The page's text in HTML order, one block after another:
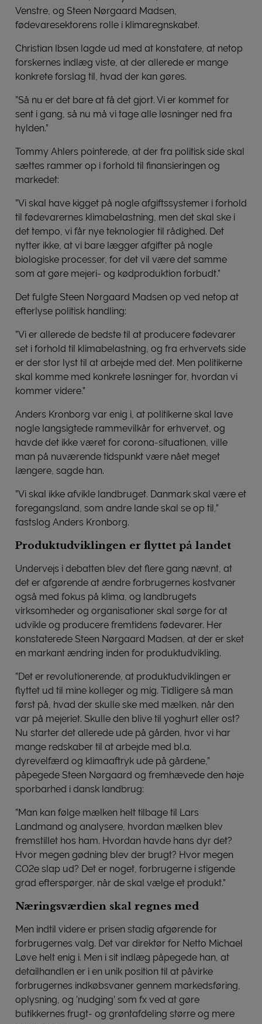
Venstre, og Steen Nørgaard Madsen,
fødevaresektorens rolle i klimaregnskabet.
Christian Ibsen lagde ud med at konstatere, at netop
forskernes indlæg viste, at der allerede er mange
konkrete forslag til, hvad der kan gøres.
”Så nu er det bare at få det gjort. Vi er kommet for
sent i gang, så nu må vi tage alle løsninger ned fra
hylden.”
Tommy Ahlers pointerede, at der fra politisk side skal
sættes rammer op i forhold til finansieringen og
markedet:
”Vi skal have kigget på nogle afgiftssystemer i forhold
til fødevarernes klimabelastning, men det skal ske i
det tempo, vi får nye teknologier til rådighed. Det
nytter ikke, at vi bare lægger afgifter på nogle
biologiske processer, for det vil være det samme
som at gøre mejeri- og kødproduktion forbudt.”
Det fulgte Steen Nørgaard Madsen op ved netop at
efterlyse politisk handling:
”Vi er allerede de bedste til at producere fødevarer
set i forhold til klimabelastning, og fra erhvervets side
er der stor lyst til at arbejde med det. Men politikerne
skal komme med konkrete løsninger for, hvordan vi
kommer videre.”
Anders Kronborg var enig i, at politikerne skal lave
nogle langsigtede rammevilkår for erhvervet, og
havde det ikke været for corona-situationen, ville
man på nuværende tidspunkt være nået meget
længere, sagde han.
”Vi skal ikke afvikle landbruget. Danmark skal være et
foregangsland, som andre lande skal se op til,”
fastslog Anders Kronborg.
Produktudviklingen er flyttet på landet
Undervejs i debatten blev det flere gang nævnt, at
det er afgørende at ændre forbrugernes kostvaner
også med fokus på klima, og landbrugets
virksomheder og organisationer skal sørge for at
udvikle og producere fremtidens fødevarer. Her
konstaterede Steen Nørgaard Madsen, at der er sket
en markant ændring inden for produktudvikling.
”Det er revolutionerende, at produktudviklingen er
flyttet ud til mine kolleger og mig. Tidligere så man
først på, hvad der skulle ske med mælken, når den
var på mejeriet. Skulle den blive til yoghurt eller ost?
Nu starter det allerede ude på gården, hvor vi har
mange redskaber til at arbejde med bl.a.
dyrevelfærd og klimaaftryk ude på gårdene,”
påpegede Steen Nørgaard og fremhævede den høje
sporbarhed i dansk landbrug:
”Man kan følge mælken helt tilbage til Lars
Landmand og analysere, hvordan mælken blev
fremstillet hos ham. Hvordan havde hans dyr det?
Hvor megen gødning blev der brugt? Hvor megen
CO2e slap ud? Det er noget, forbrugerne i stigende
grad efterspørger, når de skal vælge et produkt.”
Næringsværdien skal regnes med
Men indtil videre er prisen stadig afgørende for
forbrugernes valg. Det var direktør for Netto Michael
Løve helt enig i. Men i sit indlæg påpegede han, at
detailhandlen er i en unik position til at påvirke
forbrugernes indkøbsvaner gennem markedsføring,
oplysning, og ’nudging’ som fx ved at gøre
butikkernes frugt- og grøntafdeling større og mere